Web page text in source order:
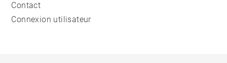
Contact
Connexion utilisateur